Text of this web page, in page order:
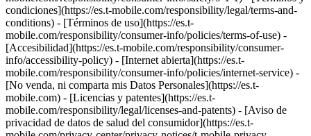
condiciones](https://es.t-mobile.com/responsibility/legal/terms-and-
conditions) - [Términos de uso](https://es.t-
mobile.com/responsibility/consumer-info/policies/terms-of-use) -
[Accesibilidad](https://es.t-mobile.com/responsibility/consumer-
info/accessibility-policy) - [Internet abierta](https://es.t-
mobile.com/responsibility/consumer-info/policies/internet-service) -
[No venda, ni comparta mis Datos Personales](https://es.t-
mobile.com) - [Licencias y patentes](https://es.t-
mobile.com/responsibility/legal/licenses-and-patents) - [Aviso de
privacidad de datos de salud del consumidor](https://es.t-